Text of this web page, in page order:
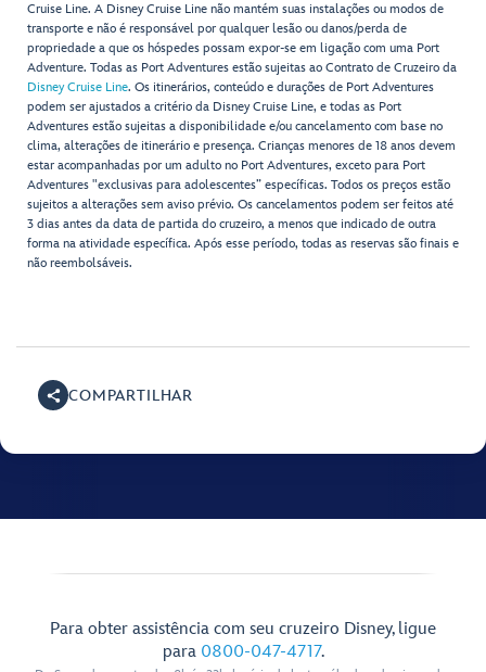
Cruise Line. A Disney Cruise Line não mantém suas instalações ou modos de
transporte e não é responsável por qualquer lesão ou danos/perda de
propriedade a que os hóspedes possam expor-se em ligação com uma Port
Adventure. Todas as Port Adventures estão sujeitas ao Contrato de Cruzeiro da
Disney Cruise Line. Os itinerários, conteúdo e durações de Port Adventures
podem ser ajustados a critério da Disney Cruise Line, e todas as Port
Adventures estão sujeitas a disponibilidade e/ou cancelamento com base no
clima, alterações de itinerário e presença. Crianças menores de 18 anos devem
estar acompanhadas por um adulto no Port Adventures, exceto para Port
Adventures "exclusivas para adolescentes” específicas. Todos os preços estão
sujeitos a alterações sem aviso prévio. Os cancelamentos podem ser feitos até
3 dias antes da data de partida do cruzeiro, a menos que indicado de outra
forma na atividade específica. Após esse período, todas as reservas são finais e
não reembolsáveis.
COMPARTILHAR
Para obter assistência com seu cruzeiro Disney, ligue
para 0800-047-4717.